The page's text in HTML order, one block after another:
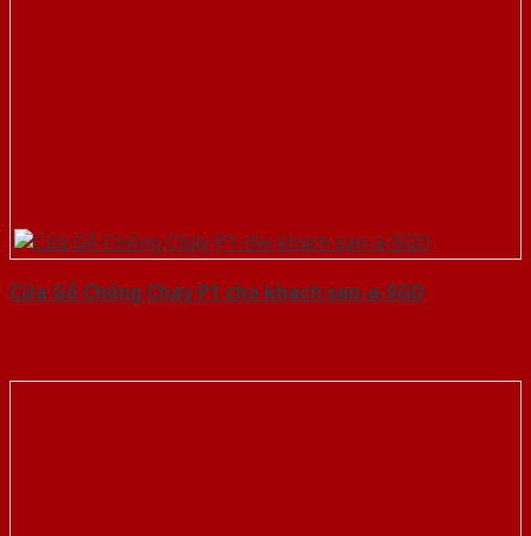
Cửa Gỗ Chống Cháy P1 cho khach san-a-SGD